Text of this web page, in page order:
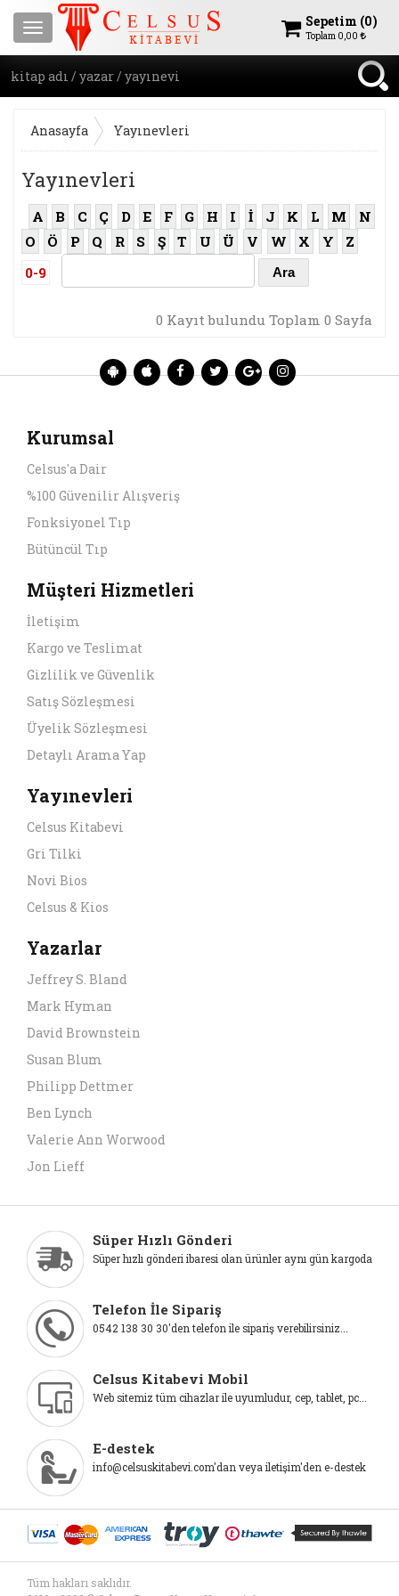
Menu Sepetim (0)
Toplam 0,00
Anasayfa Yayınevleri
Yayınevleri
A B C Ç D E F G H I İ J K L M
N
O
Ö P Q R S Ş T U Ü V W X Y
Z
0-9
0 Kayıt bulundu Toplam 0 Sayfa
Kurumsal
Celsus'a Dair
%100 Güvenilir Alışveriş
Fonksiyonel Tıp
Bütüncül Tıp
Müşteri Hizmetleri
İletişim
Kargo ve Teslimat
Gizlilik ve Güvenlik
Satış Sözleşmesi
Üyelik Sözleşmesi
Detaylı Arama Yap
Yayınevleri
Celsus Kitabevi
Gri Tilki
Novi Bios
Celsus & Kios
Yazarlar
Jeffrey S. Bland
Mark Hyman
David Brownstein
Susan Blum
Philipp Dettmer
Ben Lynch
Valerie Ann Worwood
Jon Lieff
Süper Hızlı Gönderi
Süper hızlı gönderi ibaresi olan ürünler aynı gün kargoda
Telefon İle Sipariş
0542 138 30 30'den telefon ile sipariş verebilirsiniz...
Celsus Kitabevi Mobil
Web sitemiz tüm cihazlar ile uyumludur, cep, tablet, pc...
E-destek
info@celsuskitabevi.com'dan veya iletişim'den e-destek
Tüm hakları saklıdır.